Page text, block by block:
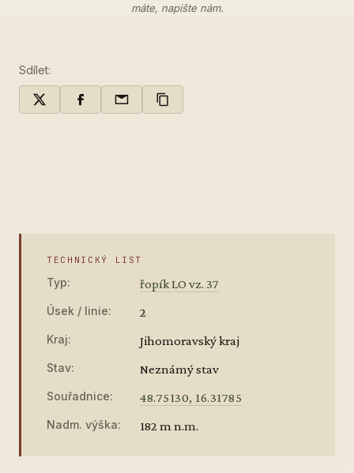
máte, napište nám.
Sdílet:
TECHNICKÝ LIST
Typ: řopík LO vz. 37
Úsek / linie: 2
Kraj: Jihomoravský kraj
Stav: Neznámý stav
Souřadnice: 48.75130, 16.31785
Nadm. výška: 182 m n.m.